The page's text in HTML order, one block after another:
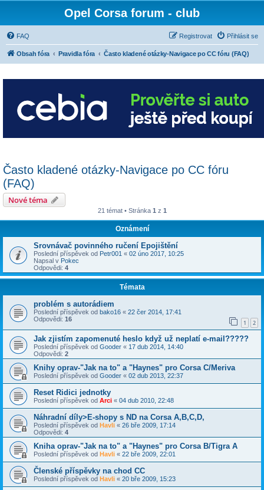
Opel Corsa forum - club
FAQ Přihlásit se
Registrovat
Obsah fóra Pravidla fóra Často kladené otázky-Navigace po CC fóru (FAQ)
Často kladené otázky-Navigace po CC fóru
(FAQ)
Nové téma
21 témat • Stránka 1 z 1
Oznámení
Srovnávač povinného ručení Epojištění
Poslední příspěvek od Petr001 « 02 úno 2017, 10:25
Napsal v Pokec
Odpovědi: 4
Témata
problém s autorádiem
Poslední příspěvek od bako16 « 22 čer 2014, 17:41
Odpovědi: 16 1 2
Jak zjistím zapomenuté heslo když už neplatí e-mail?????
Poslední příspěvek od Gooder « 17 dub 2014, 14:40
Odpovědi: 2
Knihy oprav-"Jak na to" a "Haynes" pro Corsa C/Meriva
Poslední příspěvek od Gooder « 02 dub 2013, 22:37
Reset Ridici jednotky
Poslední příspěvek od Arci « 04 dub 2010, 22:48
Náhradní díly>E-shopy s ND na Corsa A,B,C,D,
Poslední příspěvek od Havli « 26 bře 2009, 17:14
Odpovědi: 4
Kniha oprav-"Jak na to" a "Haynes" pro Corsa B/Tigra A
Poslední příspěvek od Havli « 22 bře 2009, 22:01
Členské příspěvky na chod CC
Poslední příspěvek od Havli « 20 bře 2009, 15:23